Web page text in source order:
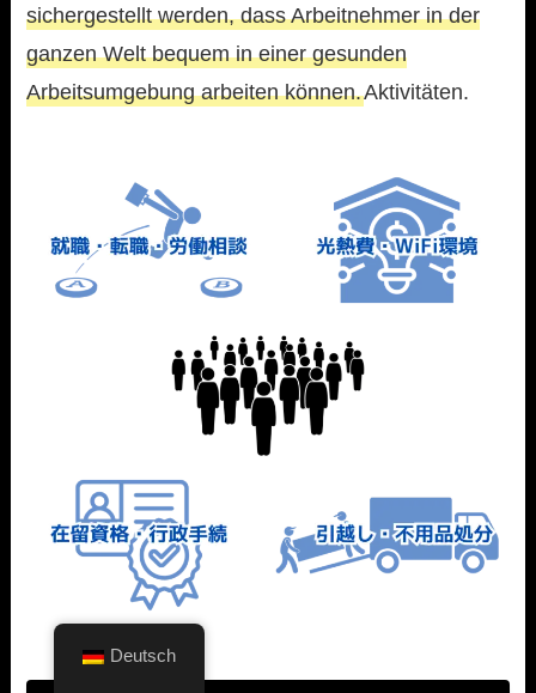
sichergestellt werden, dass Arbeitnehmer in der
ganzen Welt bequem in einer gesunden
Arbeitsumgebung arbeiten können.Aktivitäten.
Deutsch